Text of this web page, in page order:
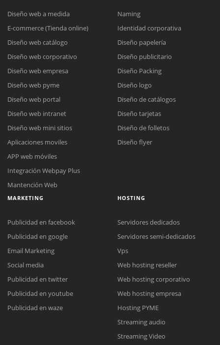
Reunión online
Meet para la reunión online.
Cotización
Complete el formulario y nos contactaremos a la brevedad.
Chat Online
Todos nuestros ejecutivos están fuera de línea. Complete el formulario
para enviarnos un correo electrónico con sus datos personales.
Diseño web a medida
E-commerce (Tienda online)
Diseño web catálogo
Diseño web corporativo
Diseño web empresa
Diseño web pyme
Diseño web portal
Diseño web intranet
Diseño web mini sitios
Aplicaciones moviles
APP web móviles
Integración Webpay Plus
Mantención Web
Naming
Identidad corporativa
Diseño papelería
Diseño publicitario
Diseño Packing
Diseño logo
Diseño de catálogos
Diseño tarjetas
Diseño de folletos
Diseño flyer
MARKETING
Publicidad en facebook
Publicidad en google
Email Marketing
Social media
Publicidad en twitter
Publicidad en youtube
Publicidad en waze
HOSTING
Servidores dedicados
Servidores semi-dedicados
Vps
Web hosting reseller
Web hosting corporativo
Web hosting empresa
Hosting PYME
Streaming audio
Streaming Video